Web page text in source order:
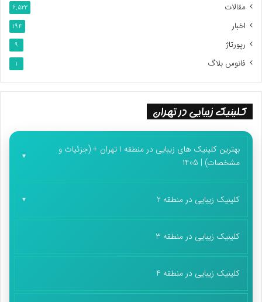
مقالات 6,522
اخبار 194
رپورتاژ 9
فانوس بلاگ 1
کلینیک زیبایی در تهران
بهترین کلینیک های زیبایی در منطقه 1 تهران + (جزئیات و
مشخصات) | 1405
کلینیک زیبایی در منطقه 2
کلینیک زیبایی در منطقه 3
کلینیک زیبایی در منطقه 4